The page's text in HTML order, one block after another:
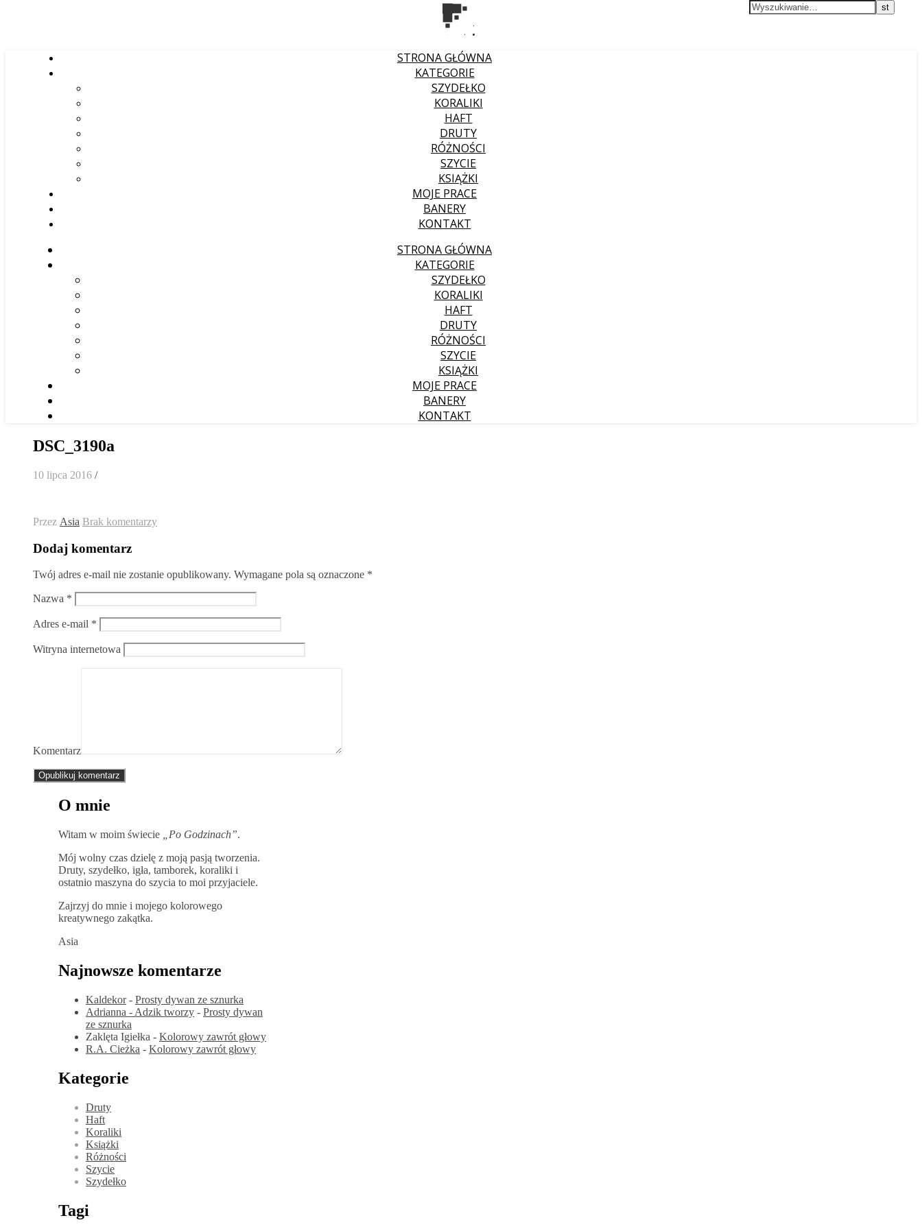
STRONA GŁÓWNA
KATEGORIE
SZYDEŁKO
KORALIKI
HAFT
DRUTY
RÓŻNOŚCI
SZYCIE
KSIĄŻKI
MOJE PRACE
BANERY
KONTAKT
STRONA GŁÓWNA
KATEGORIE
SZYDEŁKO
KORALIKI
HAFT
DRUTY
RÓŻNOŚCI
SZYCIE
KSIĄŻKI
MOJE PRACE
BANERY
KONTAKT
DSC_3190a
10 lipca 2016 /
Przez Asia Brak komentarzy
Dodaj komentarz
Twój adres e-mail nie zostanie opublikowany. Wymagane pola są oznaczone *
Nazwa *
Adres e-mail *
Witryna internetowa
Komentarz
O mnie
Witam w moim świecie „Po Godzinach”.
Mój wolny czas dzielę z moją pasją tworzenia.
Druty, szydełko, igła, tamborek, koraliki i
ostatnio maszyna do szycia to moi przyjaciele.
Zajrzyj do mnie i mojego kolorowego
kreatywnego zakątka.
Asia
Najnowsze komentarze
Kaldekor- Prosty dywan ze sznurka
Adrianna - Adzik tworzy - Prosty dywan
ze sznurka
Zaklęta Igiełka - Kolorowy zawrót głowy
R.A. Cieżka - Kolorowy zawrót głowy
Kategorie
Druty
Haft
Koraliki
Książki
Różności
Szycie
Szydełko
Tagi